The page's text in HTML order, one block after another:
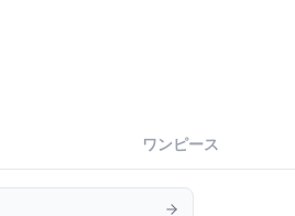
ワンピース